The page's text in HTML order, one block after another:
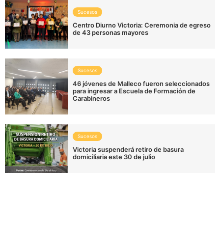
Sucesos
Centro Diurno Victoria: Ceremonia de egreso
de 43 personas mayores
Sucesos
46 jóvenes de Malleco fueron seleccionados
para ingresar a Escuela de Formación de
Carabineros
Sucesos
Victoria suspenderá retiro de basura
domiciliaria este 30 de julio